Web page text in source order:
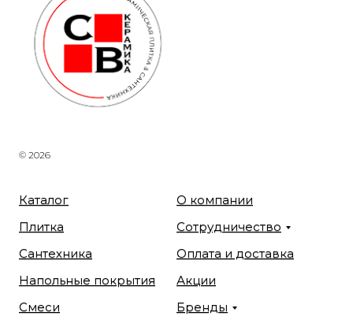
© 2026
Каталог
Плитка
Сантехника
Напольные покрытия
Смеси
О компании
Сотрудничество
Оплата и доставка
Акции
Бренды